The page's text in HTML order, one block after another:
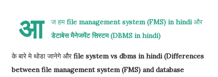
आ ज हमfile management system (FMS) in hindiऔर
डेटाबेस मैनेजमेंट सिस्टम (DBMS in hindi)
के बारे मे थोडा जानेगे औरfile system vs dbms in hindi (Differences
between file management system (FMS) and database